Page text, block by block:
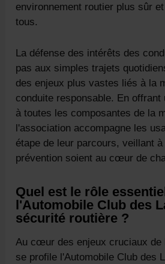
environnement routier plus sûr
tous.
La défense des intérêts des
pas aux simples trajets
des enjeux plus vastes liés à la
conduite responsable. En offrant
à toutes les composantes de la
l'association accompagne les
étape de leur parcours, veillant
prévention soient au cœur de
Quel est le rôle
l'Automobile Club des
sécurité routière ?
Au cœur des enjeux cruciaux de
se profile l'Automobile Club des